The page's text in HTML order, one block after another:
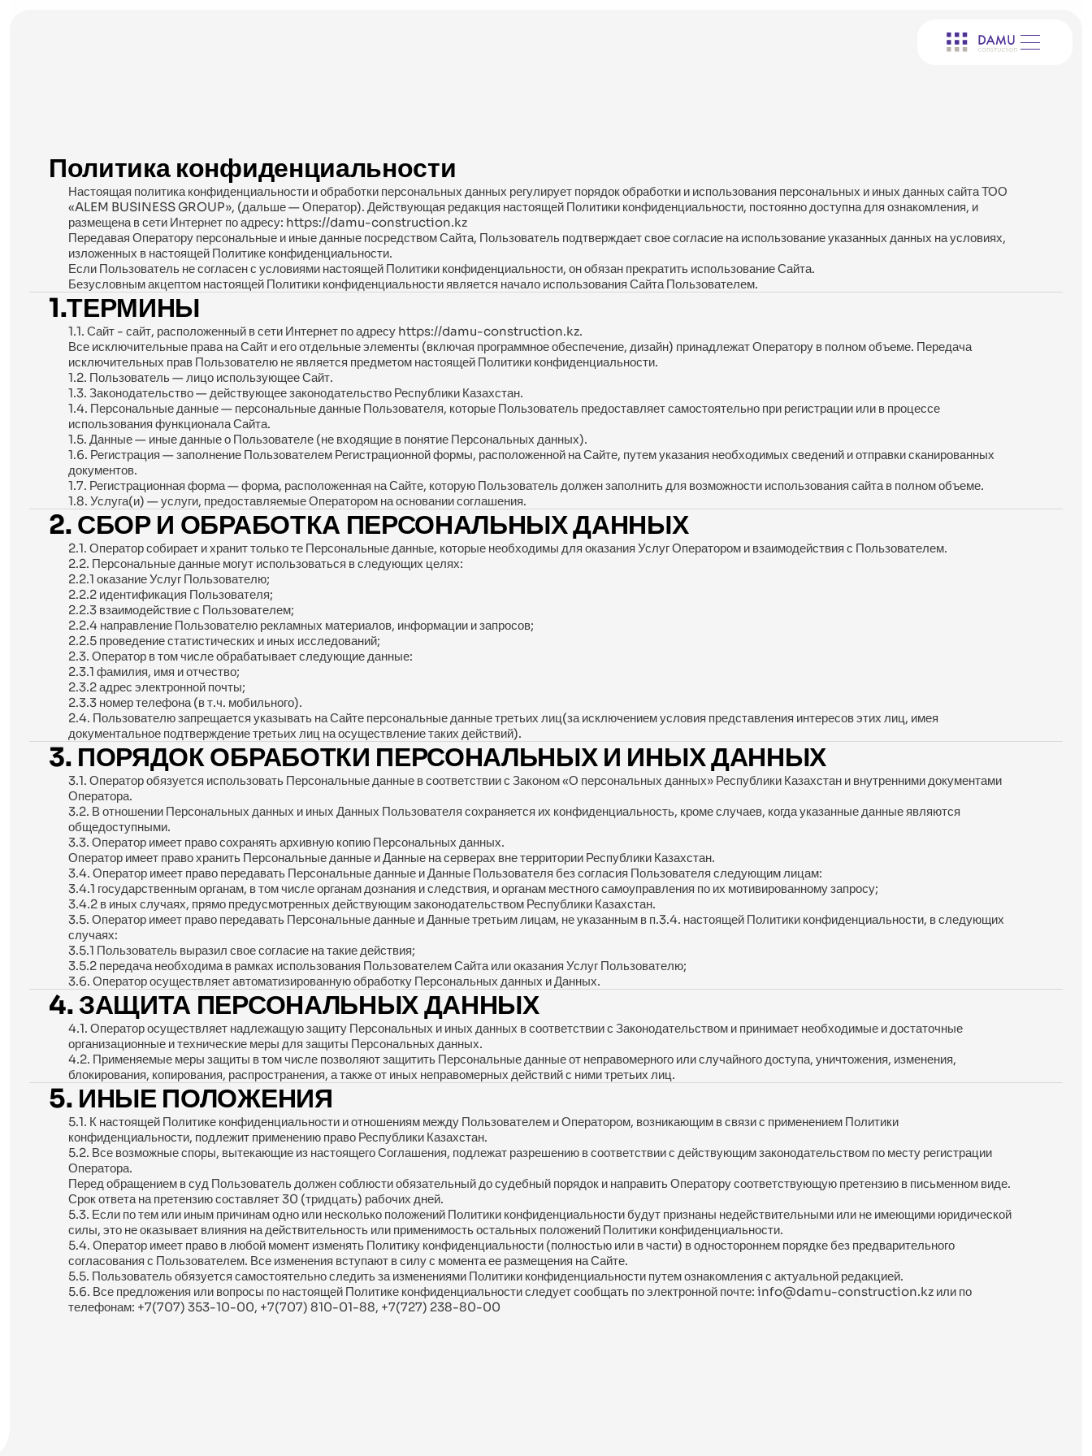
Политика конфиденциальности
Настоящая политика конфиденциальности и обработки персональных данных регулирует порядок обработки и использования персональных и иных данных сайта ТОО
«ALEM BUSINESS GROUP», (дальше — Оператор). Действующая редакция настоящей Политики конфиденциальности, постоянно доступна для ознакомления, и
размещена в сети Интернет по адресу: https://damu-construction.kz
Передавая Оператору персональные и иные данные посредством Сайта, Пользователь подтверждает свое согласие на использование указанных данных на условиях,
изложенных в настоящей Политике конфиденциальности.
Если Пользователь не согласен с условиями настоящей Политики конфиденциальности, он обязан прекратить использование Сайта.
Безусловным акцептом настоящей Политики конфиденциальности является начало использования Сайта Пользователем.
1.ТЕРМИНЫ
1.1. Сайт - сайт, расположенный в сети Интернет по адресу https://damu-construction.kz.
Все исключительные права на Сайт и его отдельные элементы (включая программное обеспечение, дизайн) принадлежат Оператору в полном объеме. Передача
исключительных прав Пользователю не является предметом настоящей Политики конфиденциальности.
1.2. Пользователь — лицо использующее Сайт.
1.3. Законодательство — действующее законодательство Республики Казахстан.
1.4. Персональные данные — персональные данные Пользователя, которые Пользователь предоставляет самостоятельно при регистрации или в процессе
использования функционала Сайта.
1.5. Данные — иные данные о Пользователе (не входящие в понятие Персональных данных).
1.6. Регистрация — заполнение Пользователем Регистрационной формы, расположенной на Сайте, путем указания необходимых сведений и отправки сканированных
документов.
1.7. Регистрационная форма — форма, расположенная на Сайте, которую Пользователь должен заполнить для возможности использования сайта в полном объеме.
1.8. Услуга(и) — услуги, предоставляемые Оператором на основании соглашения.
2. СБОР И ОБРАБОТКА ПЕРСОНАЛЬНЫХ ДАННЫХ
2.1. Оператор собирает и хранит только те Персональные данные, которые необходимы для оказания Услуг Оператором и взаимодействия с Пользователем.
2.2. Персональные данные могут использоваться в следующих целях:
2.2.1 оказание Услуг Пользователю;
2.2.2 идентификация Пользователя;
2.2.3 взаимодействие с Пользователем;
2.2.4 направление Пользователю рекламных материалов, информации и запросов;
2.2.5 проведение статистических и иных исследований;
2.3. Оператор в том числе обрабатывает следующие данные:
2.3.1 фамилия, имя и отчество;
2.3.2 адрес электронной почты;
2.3.3 номер телефона (в т.ч. мобильного).
2.4. Пользователю запрещается указывать на Сайте персональные данные третьих лиц(за исключением условия представления интересов этих лиц, имея
документальное подтверждение третьих лиц на осуществление таких действий).
3. ПОРЯДОК ОБРАБОТКИ ПЕРСОНАЛЬНЫХ И ИНЫХ ДАННЫХ
3.1. Оператор обязуется использовать Персональные данные в соответствии с Законом «О персональных данных» Республики Казахстан и внутренними документами
Оператора.
3.2. В отношении Персональных данных и иных Данных Пользователя сохраняется их конфиденциальность, кроме случаев, когда указанные данные являются
общедоступными.
3.3. Оператор имеет право сохранять архивную копию Персональных данных.
Оператор имеет право хранить Персональные данные и Данные на серверах вне территории Республики Казахстан.
3.4. Оператор имеет право передавать Персональные данные и Данные Пользователя без согласия Пользователя следующим лицам:
3.4.1 государственным органам, в том числе органам дознания и следствия, и органам местного самоуправления по их мотивированному запросу;
3.4.2 в иных случаях, прямо предусмотренных действующим законодательством Республики Казахстан.
3.5. Оператор имеет право передавать Персональные данные и Данные третьим лицам, не указанным в п.3.4. настоящей Политики конфиденциальности, в следующих
случаях:
3.5.1 Пользователь выразил свое согласие на такие действия;
3.5.2 передача необходима в рамках использования Пользователем Сайта или оказания Услуг Пользователю;
3.6. Оператор осуществляет автоматизированную обработку Персональных данных и Данных.
4. ЗАЩИТА ПЕРСОНАЛЬНЫХ ДАННЫХ
4.1. Оператор осуществляет надлежащую защиту Персональных и иных данных в соответствии с Законодательством и принимает необходимые и достаточные
организационные и технические меры для защиты Персональных данных.
4.2. Применяемые меры защиты в том числе позволяют защитить Персональные данные от неправомерного или случайного доступа, уничтожения, изменения,
блокирования, копирования, распространения, а также от иных неправомерных действий с ними третьих лиц.
5. ИНЫЕ ПОЛОЖЕНИЯ
5.1. К настоящей Политике конфиденциальности и отношениям между Пользователем и Оператором, возникающим в связи с применением Политики
конфиденциальности, подлежит применению право Республики Казахстан.
5.2. Все возможные споры, вытекающие из настоящего Соглашения, подлежат разрешению в соответствии с действующим законодательством по месту регистрации
Оператора.
Перед обращением в суд Пользователь должен соблюсти обязательный до судебный порядок и направить Оператору соответствующую претензию в письменном виде.
Срок ответа на претензию составляет 30 (тридцать) рабочих дней.
5.3. Если по тем или иным причинам одно или несколько положений Политики конфиденциальности будут признаны недействительными или не имеющими юридической
силы, это не оказывает влияния на действительность или применимость остальных положений Политики конфиденциальности.
5.4. Оператор имеет право в любой момент изменять Политику конфиденциальности (полностью или в части) в одностороннем порядке без предварительного
согласования с Пользователем. Все изменения вступают в силу с момента ее размещения на Сайте.
5.5. Пользователь обязуется самостоятельно следить за изменениями Политики конфиденциальности путем ознакомления с актуальной редакцией.
5.6. Все предложения или вопросы по настоящей Политике конфиденциальности следует сообщать по электронной почте: info@damu-construction.kz или по
телефонам: +7(707) 353-10-00, +7(707) 810-01-88, +7(727) 238-80-00